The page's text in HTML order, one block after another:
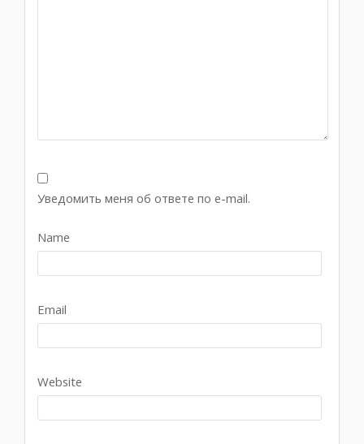
Уведомить меня об ответе по e-mail.
Name
Email
Website